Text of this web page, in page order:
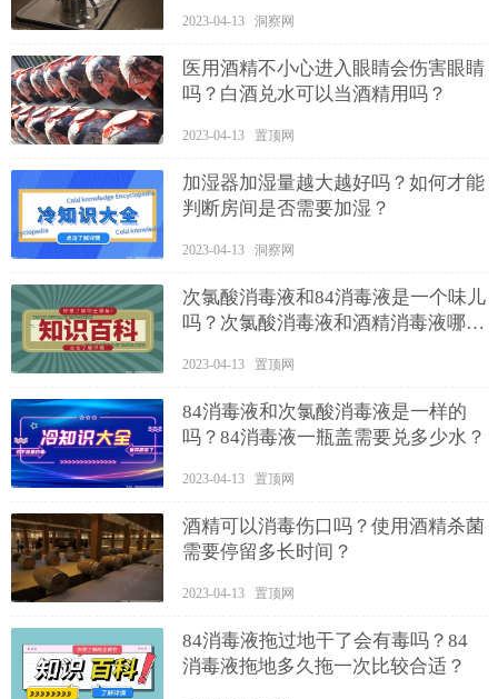
2023-04-13 洞察网
医用酒精不小心进入眼睛会伤害眼睛
吗？白酒兑水可以当酒精用吗？
2023-04-13 置顶网
加湿器加湿量越大越好吗？如何才能
判断房间是否需要加湿？
2023-04-13 洞察网
次氯酸消毒液和84消毒液是一个味儿
吗？次氯酸消毒液和酒精消毒液哪个
2023-04-13 置顶网
84消毒液和次氯酸消毒液是一样的
吗？84消毒液一瓶盖需要兑多少水？
2023-04-13 置顶网
酒精可以消毒伤口吗？使用酒精杀菌
需要停留多长时间？
2023-04-13 置顶网
84消毒液拖过地干了会有毒吗？84
消毒液拖地多久拖一次比较合适？